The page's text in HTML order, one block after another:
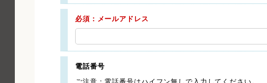
必須：メールアドレス
電話番号